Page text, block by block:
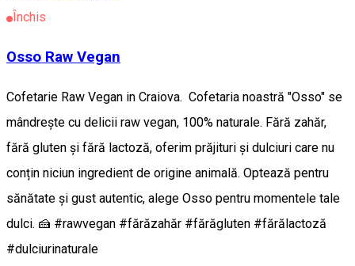
Închis
Osso Raw Vegan
Cofetarie Raw Vegan in Craiova. Cofetaria noastră "Osso" se
mândrește cu delicii raw vegan, 100% naturale. Fără zahăr,
fără gluten și fără lactoză, oferim prăjituri și dulciuri care nu
conțin niciun ingredient de origine animală. Optează pentru
sănătate și gust autentic, alege Osso pentru momentele tale
dulci. 🍰 #rawvegan #fărăzahăr #fărăgluten #fărălactoză
#dulciurinaturale